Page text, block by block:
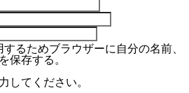
るためブラウザーに自分の名前、
保存する。
してください。